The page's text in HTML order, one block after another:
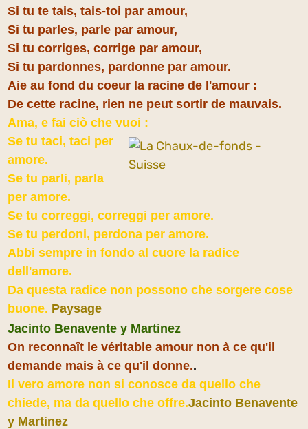
Si tu te tais, tais-toi par amour,
Si tu parles, parle par amour,
Si tu corriges, corrige par amour,
Si tu pardonnes, pardonne par amour.
Aie au fond du coeur la racine de l'amour :
De cette racine, rien ne peut sortir de mauvais.
Ama, e fai ciò che vuoi :
Se tu taci, taci per
amore.
Se tu parli, parla
per amore.
Se tu correggi, correggi per amore.
Se tu perdoni, perdona per amore.
Abbi sempre in fondo al cuore la radice
dell'amore.
Da questa radice non possono che sorgere cose
buone. Paysage
Jacinto Benavente y Martinez
On reconnaît le véritable amour non à ce qu'il
demande mais à ce qu'il donne..
Il vero amore non si conosce da quello che
chiede, ma da quello che offre.Jacinto Benavente
y Martinez